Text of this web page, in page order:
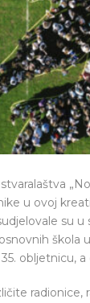
u ovoj
su
škola
obljetnicu,